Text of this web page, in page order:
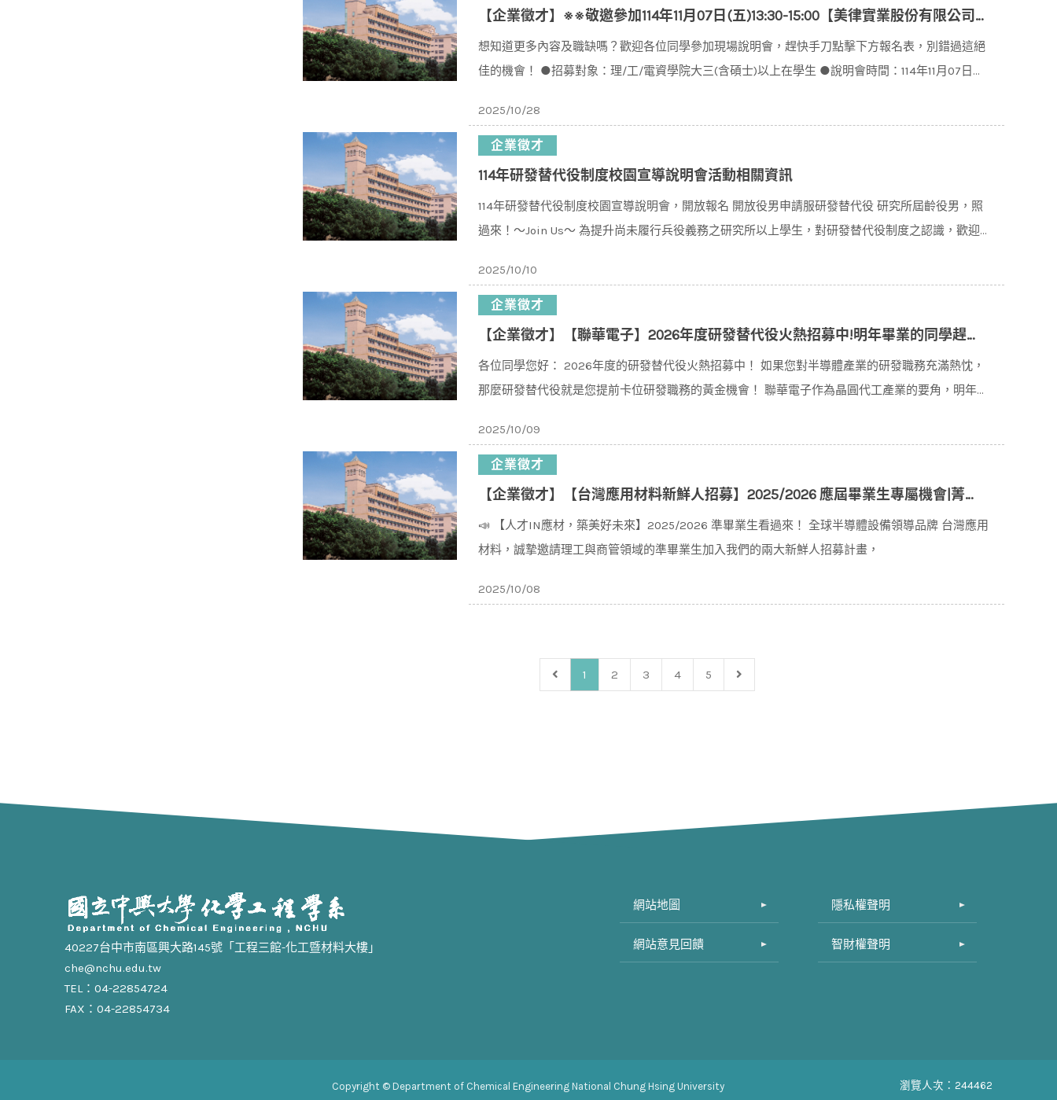
【企業徵才】※※敬邀參加114年11月07日(五)13:30-15:00【美律實業股份有限公司-2025校園人才培育計畫 x 感知技術分享說明會】※※
想知道更多內容及職缺嗎？歡迎各位同學參加現場說明會，趕快手刀點擊下方報名表，別錯過這絕
佳的機會！ ●招募對象：理/工/電資學院大三(含碩士)以上在學生 ●說明會時間：114年11月07日
2025/10/28
企業徵才
114年研發替代役制度校園宣導說明會活動相關資訊
114年研發替代役制度校園宣導說明會，開放報名 開放役男申請服研發替代役 研究所屆齡役男，照
過來！～Join Us～ 為提升尚未履行兵役義務之研究所以上學生，對研發替代役制度之認識，歡迎踴
2025/10/10
企業徵才
【企業徵才】【聯華電子】2026年度研發替代役火熱招募中!明年畢業的同學趕緊提前卡位研發職位,幫助你的職涯先馳得點!!
各位同學您好： 2026年度的研發替代役火熱招募中！ 如果您對半導體產業的研發職務充滿熱忱，
那麼研發替代役就是您提前卡位研發職務的黃金機會！ 聯華電子作為晶圓代工產業的要角，明年的
2025/10/09
企業徵才
【企業徵才】【台灣應用材料新鮮人招募】2025/2026 應屆畢業生專屬機會|菁英儲備計畫 & 預聘招募專案
📣 【人才IN應材，築美好未來】2025/2026 準畢業生看過來！ 全球半導體設備領導品牌 台灣應用
材料，誠摯邀請理工與商管領域的準畢業生加入我們的兩大新鮮人招募計畫，
2025/10/08
1 2 3 4 5
40227台中市南區興大路145號「工程三館-化工暨材料大樓」
che@nchu.edu.tw
TEL：04-22854724
FAX：04-22854734
網站地圖
網站意見回饋
隱私權聲明
智財權聲明
Copyright © Department of Chemical Engineering National Chung Hsing University 瀏覽人次：244462